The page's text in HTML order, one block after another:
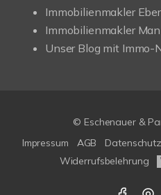
Immobilienmakler
Immobilienmakler
Unser Blog mit Immo-
© Eschenauer &
Impressum
AGB Datenschutz
Widerrufsbelehrung